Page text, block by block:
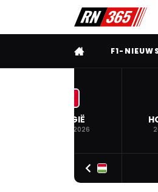
VOLLEDIG MENU
F1-
BELGIË
19 JUL. 2026